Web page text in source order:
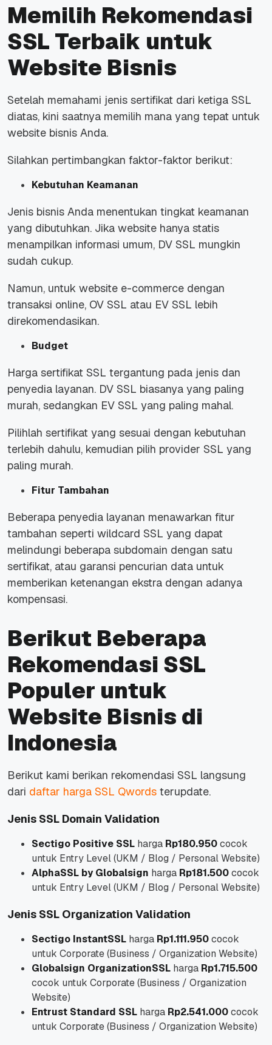
Memilih Rekomendasi
SSL Terbaik untuk
Website Bisnis
Setelah memahami jenis sertifikat dari ketiga SSL
diatas, kini saatnya memilih mana yang tepat untuk
website bisnis Anda.
Silahkan pertimbangkan faktor-faktor berikut:
Kebutuhan Keamanan
Jenis bisnis Anda menentukan tingkat keamanan
yang dibutuhkan. Jika website hanya statis
menampilkan informasi umum, DV SSL mungkin
sudah cukup.
Namun, untuk website e-commerce dengan
transaksi online, OV SSL atau EV SSL lebih
direkomendasikan.
Budget
Harga sertifikat SSL tergantung pada jenis dan
penyedia layanan. DV SSL biasanya yang paling
murah, sedangkan EV SSL yang paling mahal.
Pilihlah sertifikat yang sesuai dengan kebutuhan
terlebih dahulu, kemudian pilih provider SSL yang
paling murah.
Fitur Tambahan
Beberapa penyedia layanan menawarkan fitur
tambahan seperti wildcard SSL yang dapat
melindungi beberapa subdomain dengan satu
sertifikat, atau garansi pencurian data untuk
memberikan ketenangan ekstra dengan adanya
kompensasi.
Berikut Beberapa
Rekomendasi SSL
Populer untuk
Website Bisnis di
Indonesia
Berikut kami berikan rekomendasi SSL langsung
dari daftar harga SSL Qwords terupdate.
Jenis SSL Domain Validation
Sectigo Positive SSL harga Rp180.950cocok
untuk Entry Level (UKM / Blog / Personal Website)
AlphaSSL by Globalsign harga Rp181.500cocok
untuk Entry Level (UKM / Blog / Personal Website)
Jenis SSL Organization Validation
Sectigo InstantSSL harga Rp1.111.950cocok
untuk Corporate (Business / Organization Website)
Globalsign OrganizationSSL harga Rp1.715.500
cocok untuk Corporate (Business / Organization
Website)
Entrust Standard SSL harga Rp2.541.000cocok
untuk Corporate (Business / Organization Website)